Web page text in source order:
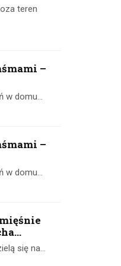
teren
–
w domu…
–
w domu…
się na…